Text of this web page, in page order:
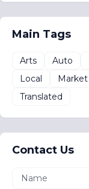
Main Tags
Arts Auto
Local
Market
Translated
Contact Us